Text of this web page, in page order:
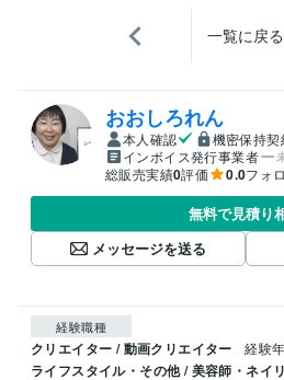
一覧に戻る
おおしろれん
本人確認
機密保持
インボイス発行事業者
総販売実績0評価 0.0フォ
無料で見積り
メッセージを送る
経験職種
クリエイター / 動画クリエイター 経験
ライフスタイル・その他 / 美容師・ネイ